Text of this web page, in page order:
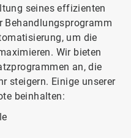
seines effizienten
Behandlungsprogramm
um die
Wir bieten
an, die
steigern. Einige unserer
beinhalten: